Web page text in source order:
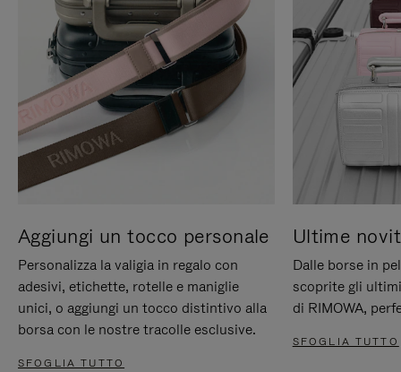
Aggiungi un tocco personale
Personalizza la valigia in regalo con
adesivi, etichette, rotelle e maniglie
unici, o aggiungi un tocco distintivo alla
borsa con le nostre tracolle esclusive.
SFOGLIA TUTTO
Ultime
Dalle borse in
scoprite gli
di RIMOWA,
SFOGLIA TUTTO